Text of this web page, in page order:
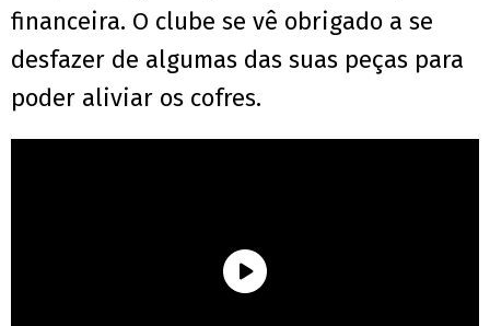
financeira. O clube se vê obrigado a se
desfazer de algumas das suas peças para
poder aliviar os cofres.